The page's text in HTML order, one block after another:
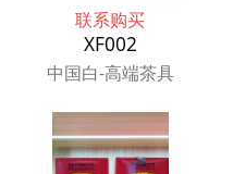
联系购买
XF002
中国白-高端茶具